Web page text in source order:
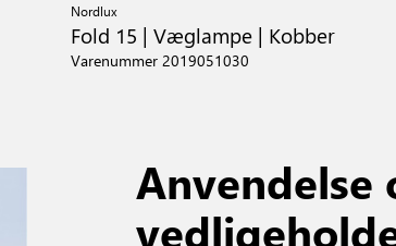
Nordlux
Fold 15 | Væglampe | Kobber
Varenummer 2019051030
Anvendelse